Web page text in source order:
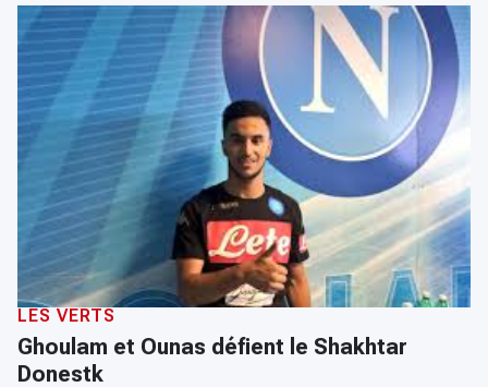
LES VERTS
Ghoulam et Ounas défient le Shakhtar
Donestk